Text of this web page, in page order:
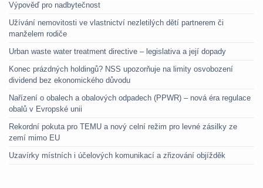
Výpověď pro nadbytečnost
Užívání nemovitosti ve vlastnictví nezletilých dětí partnerem či
manželem rodiče
Urban waste water treatment directive – legislativa a její dopady
Konec prázdných holdingů? NSS upozorňuje na limity osvobození
dividend bez ekonomického důvodu
Nařízení o obalech a obalových odpadech (PPWR) – nová éra regulace
obalů v Evropské unii
Rekordní pokuta pro TEMU a nový celní režim pro levné zásilky ze
zemí mimo EU
Uzavírky místních i účelových komunikací a zřizování objížděk